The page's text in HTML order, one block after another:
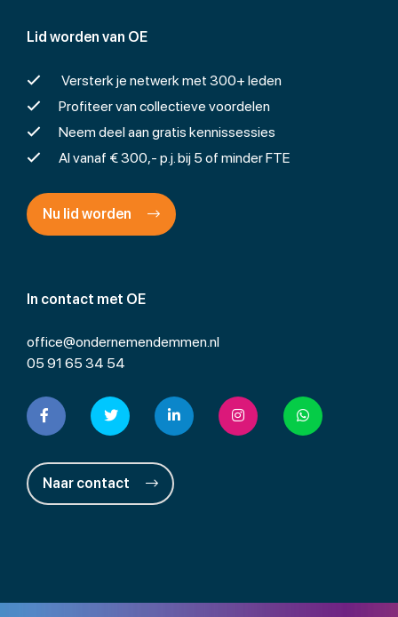
In contact met OE
office@ondernemendemmen.nl
05 91 65 34 54
Naar contact
Lid worden van OE
Versterk je netwerk met 300+ leden
Profiteer van collectieve voordelen
Neem deel aan gratis kennissessies
Al vanaf € 300,- p.j. bij 5 of minder FTE
Nu lid worden